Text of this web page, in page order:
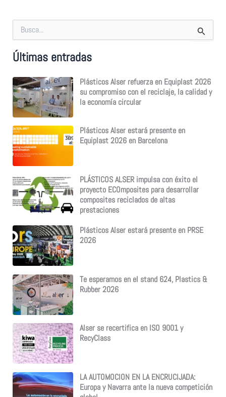
c
a
r
p
o
r
:
Últimas entradas
Plásticos Alser refuerza en Equiplast 2026
su compromiso con el reciclaje, la calidad y
la economía circular
Plásticos Alser estará presente en
Equiplast 2026 en Barcelona
PLÁSTICOS ALSER impulsa con éxito el
proyecto ECOmposites para desarrollar
composites reciclados de altas
prestaciones
Plásticos Alser estará presente en PRSE
2026
Te esperamos en el stand 624, Plastics &
Rubber 2026
Alser se recertifica en ISO 9001 y
RecyClass
LA AUTOMOCION EN LA ENCRUCIJADA:
Europa y Navarra ante la nueva competición